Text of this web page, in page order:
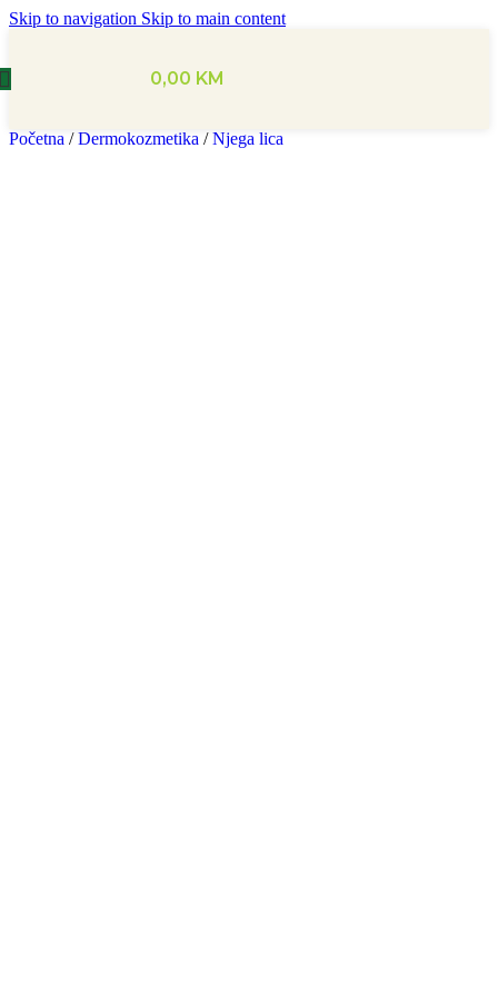
Skip to navigation Skip to main content
0,00 KM
Početna / Dermokozmetika / Njega lica